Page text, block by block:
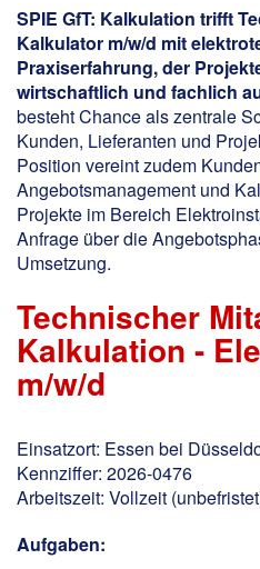
SPIE GfT: Kalkulation trifft
Kalkulator m/w/d mit
Praxiserfahrung, der
wirtschaftlich und fachlich
besteht Chance als zentrale
Kunden, Lieferanten und
Position vereint zudem
Angebotsmanagement und
Projekte im Bereich
Anfrage über die
Umsetzung.
Technischer
Kalkulation -
m/w/d
Einsatzort: Essen bei
Kennziffer: 2026-0476
Arbeitszeit: Vollzeit
Aufgaben: